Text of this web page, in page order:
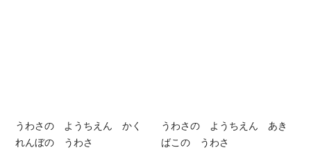
うわさの ようちえん かく
れんぼの うわさ
うわさの ようちえん あき
ばこの うわさ